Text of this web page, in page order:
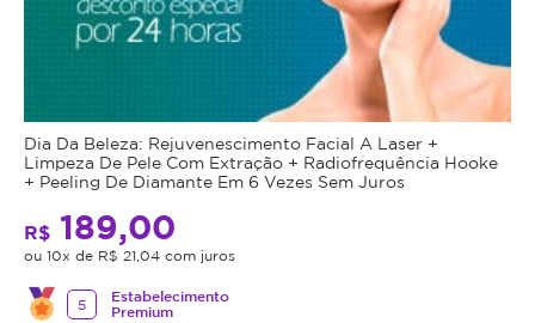
Dia Da Beleza: Rejuvenescimento Facial A Laser +
Limpeza De Pele Com Extração + Radiofrequência Hooke
+ Peeling De Diamante Em 6 Vezes Sem Juros
R$ 189,00
ou 10x de R$ 21,04 com juros
5
Estabelecimento
Premium